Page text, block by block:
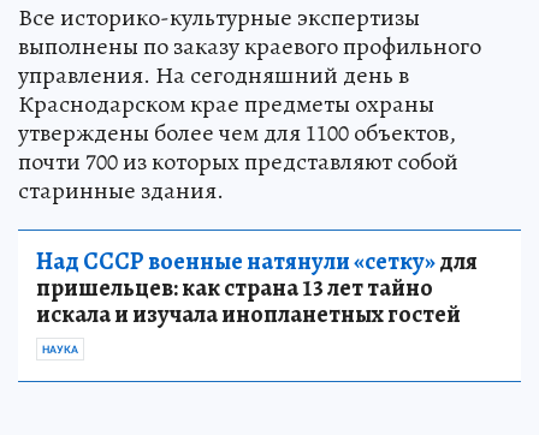
Все историко-культурные экспертизы
выполнены по заказу краевого профильного
управления. На сегодняшний день в
Краснодарском крае предметы охраны
утверждены более чем для 1100 объектов,
почти 700 из которых представляют собой
старинные здания.
Над СССР военные натянули «сетку»для
пришельцев: как страна 13 лет тайно
искала и изучала инопланетных гостей
НАУКА